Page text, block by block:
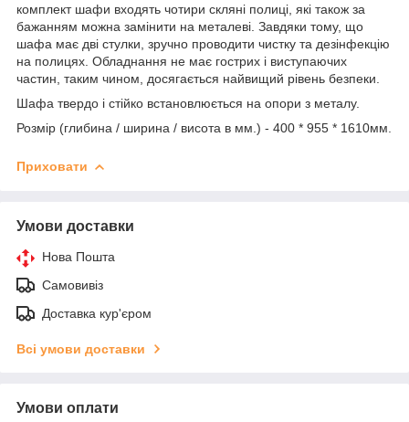
комплект шафи входять чотири скляні полиці, які також за
бажанням можна замінити на металеві. Завдяки тому, що
шафа має дві стулки, зручно проводити чистку та дезінфекцію
на полицях. Обладнання не має гострих і виступаючих
частин, таким чином, досягається найвищий рівень безпеки.
Шафа твердо і стійко встановлюється на опори з металу.
Розмір (глибина / ширина / висота в мм.) - 400 * 955 * 1610мм.
Приховати
Умови доставки
Нова Пошта
Самовивіз
Доставка кур'єром
Всі умови доставки
Умови оплати